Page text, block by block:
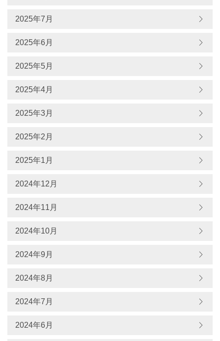
2025年7月
2025年6月
2025年5月
2025年4月
2025年3月
2025年2月
2025年1月
2024年12月
2024年11月
2024年10月
2024年9月
2024年8月
2024年7月
2024年6月